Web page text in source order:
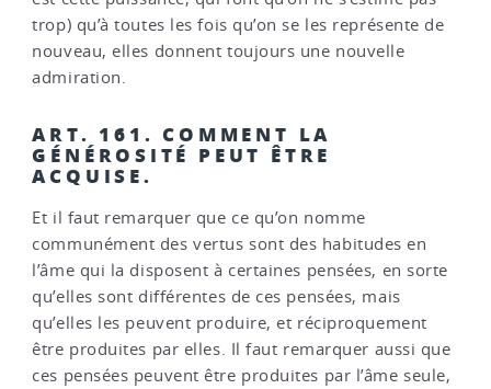
trop) qu’à toutes les fois qu’on se les représente de
nouveau, elles donnent toujours une nouvelle
admiration.
ART. 161. COMMENT LA
GÉNÉROSITÉ PEUT ÊTRE
ACQUISE.
Et il faut remarquer que ce qu’on nomme
communément des vertus sont des habitudes en
l’âme qui la disposent à certaines pensées, en sorte
qu’elles sont différentes de ces pensées, mais
qu’elles les peuvent produire, et réciproquement
être produites par elles. Il faut remarquer aussi que
ces pensées peuvent être produites par l’âme seule,